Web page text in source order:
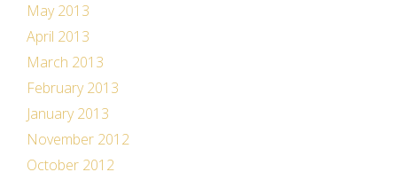
May 2013
April 2013
March 2013
February 2013
January 2013
November 2012
October 2012